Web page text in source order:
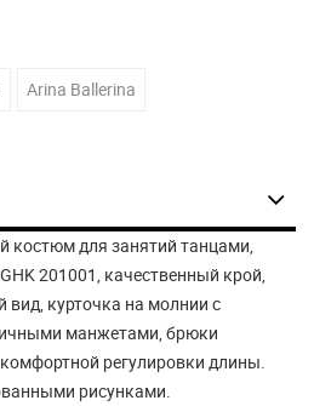
Arina Ballerina
костюм для занятий танцами,
201001, качественный крой,
курточка на молнии с
манжетами, брюки
регулировки длины.
рисунками.